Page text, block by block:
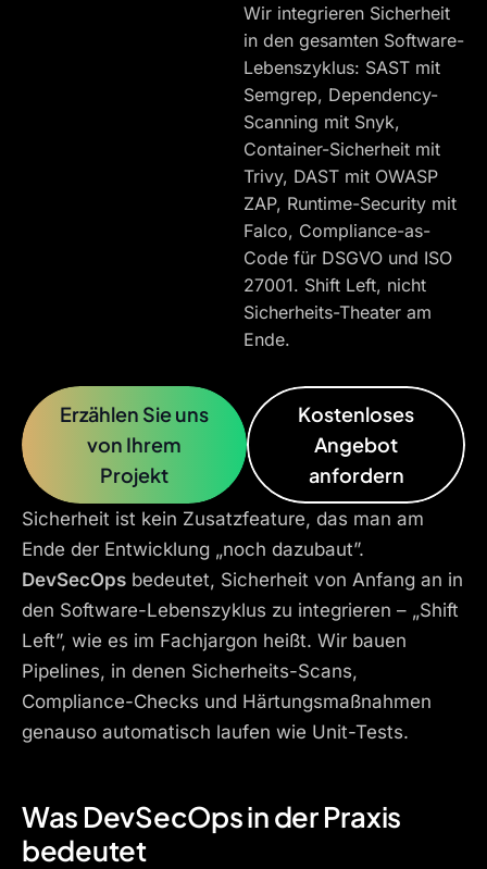
Wir integrieren Sicherheit
in den gesamten Software-
Lebenszyklus: SAST mit
Semgrep, Dependency-
Scanning mit Snyk,
Container-Sicherheit mit
Trivy, DAST mit OWASP
ZAP, Runtime-Security mit
Falco, Compliance-as-
Code für DSGVO und ISO
27001. Shift Left, nicht
Sicherheits-Theater am
Ende.
Erzählen Sie uns
von Ihrem
Projekt
Kostenloses
Angebot
anfordern
Sicherheit ist kein Zusatzfeature, das man am
Ende der Entwicklung „noch dazubaut”.
DevSecOps bedeutet, Sicherheit von Anfang an in
den Software-Lebenszyklus zu integrieren – „Shift
Left”, wie es im Fachjargon heißt. Wir bauen
Pipelines, in denen Sicherheits-Scans,
Compliance-Checks und Härtungsmaßnahmen
genauso automatisch laufen wie Unit-Tests.
Was DevSecOps in der Praxis
bedeutet